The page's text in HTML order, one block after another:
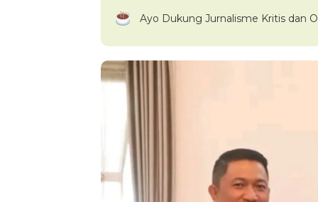
Ayo Dukung Jurnalisme Kritis dan